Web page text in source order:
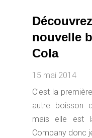
nouvelle
Cola
15 mai 2014
C'est la
autre boisson
mais elle est
Company donc